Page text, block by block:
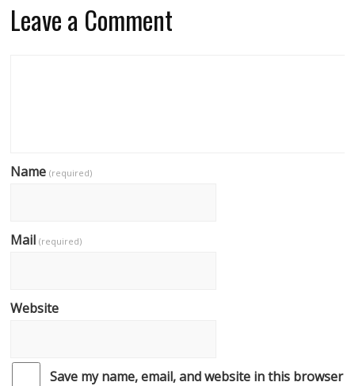
Leave a Comment
Name(required)
Mail(required)
Website
Save my name, email, and website in this browser